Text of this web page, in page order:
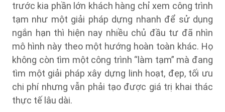
trước kia phần lớn khách hàng chỉ xem công trình
tạm như một giải pháp dựng nhanh để sử dụng
ngắn hạn thì hiện nay nhiều chủ đầu tư đã nhìn
mô hình này theo một hướng hoàn toàn khác. Họ
không còn tìm một công trình “làm tạm” mà đang
tìm một giải pháp xây dựng linh hoạt, đẹp, tối ưu
chi phí nhưng vẫn phải tạo được giá trị khai thác
thực tế lâu dài.